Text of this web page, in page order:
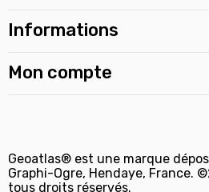
Informations
Mon compte
Geoatlas® est une marque
Graphi-Ogre, Hendaye, France.
tous droits réservés.